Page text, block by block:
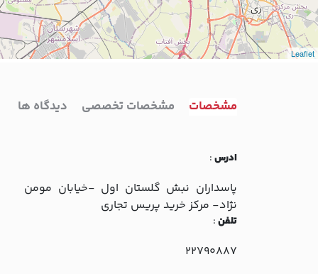
Leaflet
مشخصات مشخصات تخصصی دیدگاه ها
ادرس:
پاسداران نبش گلستان اول -خيابان مومن
نژاد- مرکز خريد پريس تجاري
تلفن:
22790887